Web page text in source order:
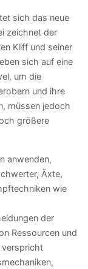
sich das neue
zeichnet der
Kliff und seiner
sich auf eine
um die
und ihre
müssen jedoch
größere
anwenden,
Äxte,
wie
der
Ressourcen und
verspricht